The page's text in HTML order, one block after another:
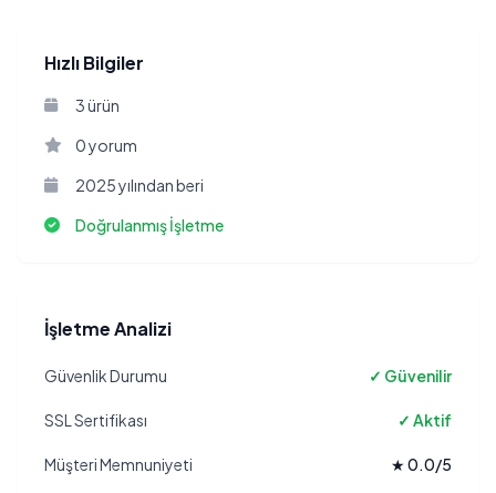
Hızlı Bilgiler
3 ürün
0 yorum
2025 yılından beri
Doğrulanmış İşletme
İşletme Analizi
Güvenlik Durumu ✓ Güvenilir
SSL Sertifikası ✓ Aktif
Müşteri Memnuniyeti ★ 0.0/5